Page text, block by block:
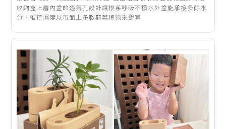
收納盒上層內盆的透氣孔設計讓根系呼吸不積水外盆能承接多餘水
分、維持濕度以市面上多數觀葉植物來說室